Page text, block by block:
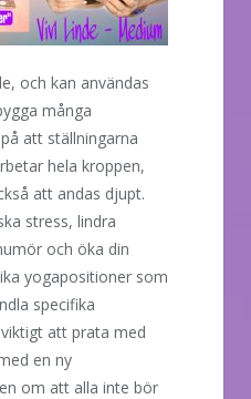
och kan användas
många
att ställningarna
hela kroppen,
att andas djupt.
stress, lindra
och öka din
yogapositioner som
specifika
att prata med
en ny
om att alla inte bör